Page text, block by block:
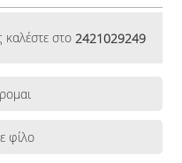
καλέστε στο 2421029249
φίλο